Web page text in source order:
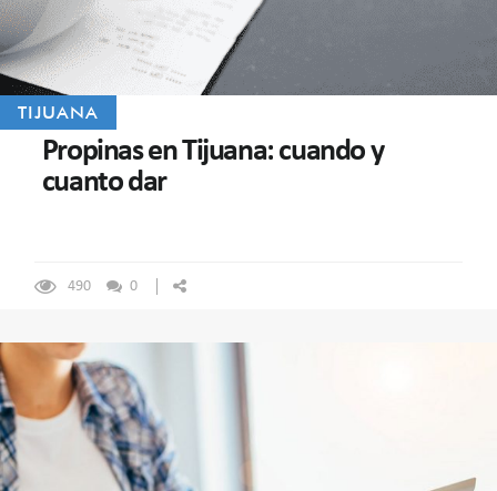
TIJUANA
Propinas en Tijuana: cuando y
cuanto dar
490 0